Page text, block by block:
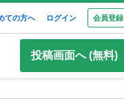
ての方へ ログイン 会員登録
投稿画面へ (無料)